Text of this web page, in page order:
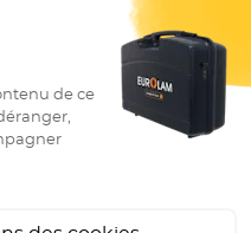
recevez toutes nos
(Esc)